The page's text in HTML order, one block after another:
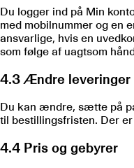
Du logger ind på Min
med mobilnummer og en
ansvarlige, hvis en
som følge af uagtsom
4.3 Ændre leveringer
Du kan ændre, sætte på
til bestillingsfristen. Der
4.4 Pris og gebyrer